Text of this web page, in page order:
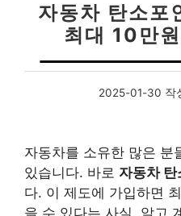
자동차 탄소포
최대 10만
2025-01-30 작
자동차를 소유한 많은 분
있습니다. 바로 자동차 탄
다. 이 제도에 가입하면
을 수 있다는 사실, 알고